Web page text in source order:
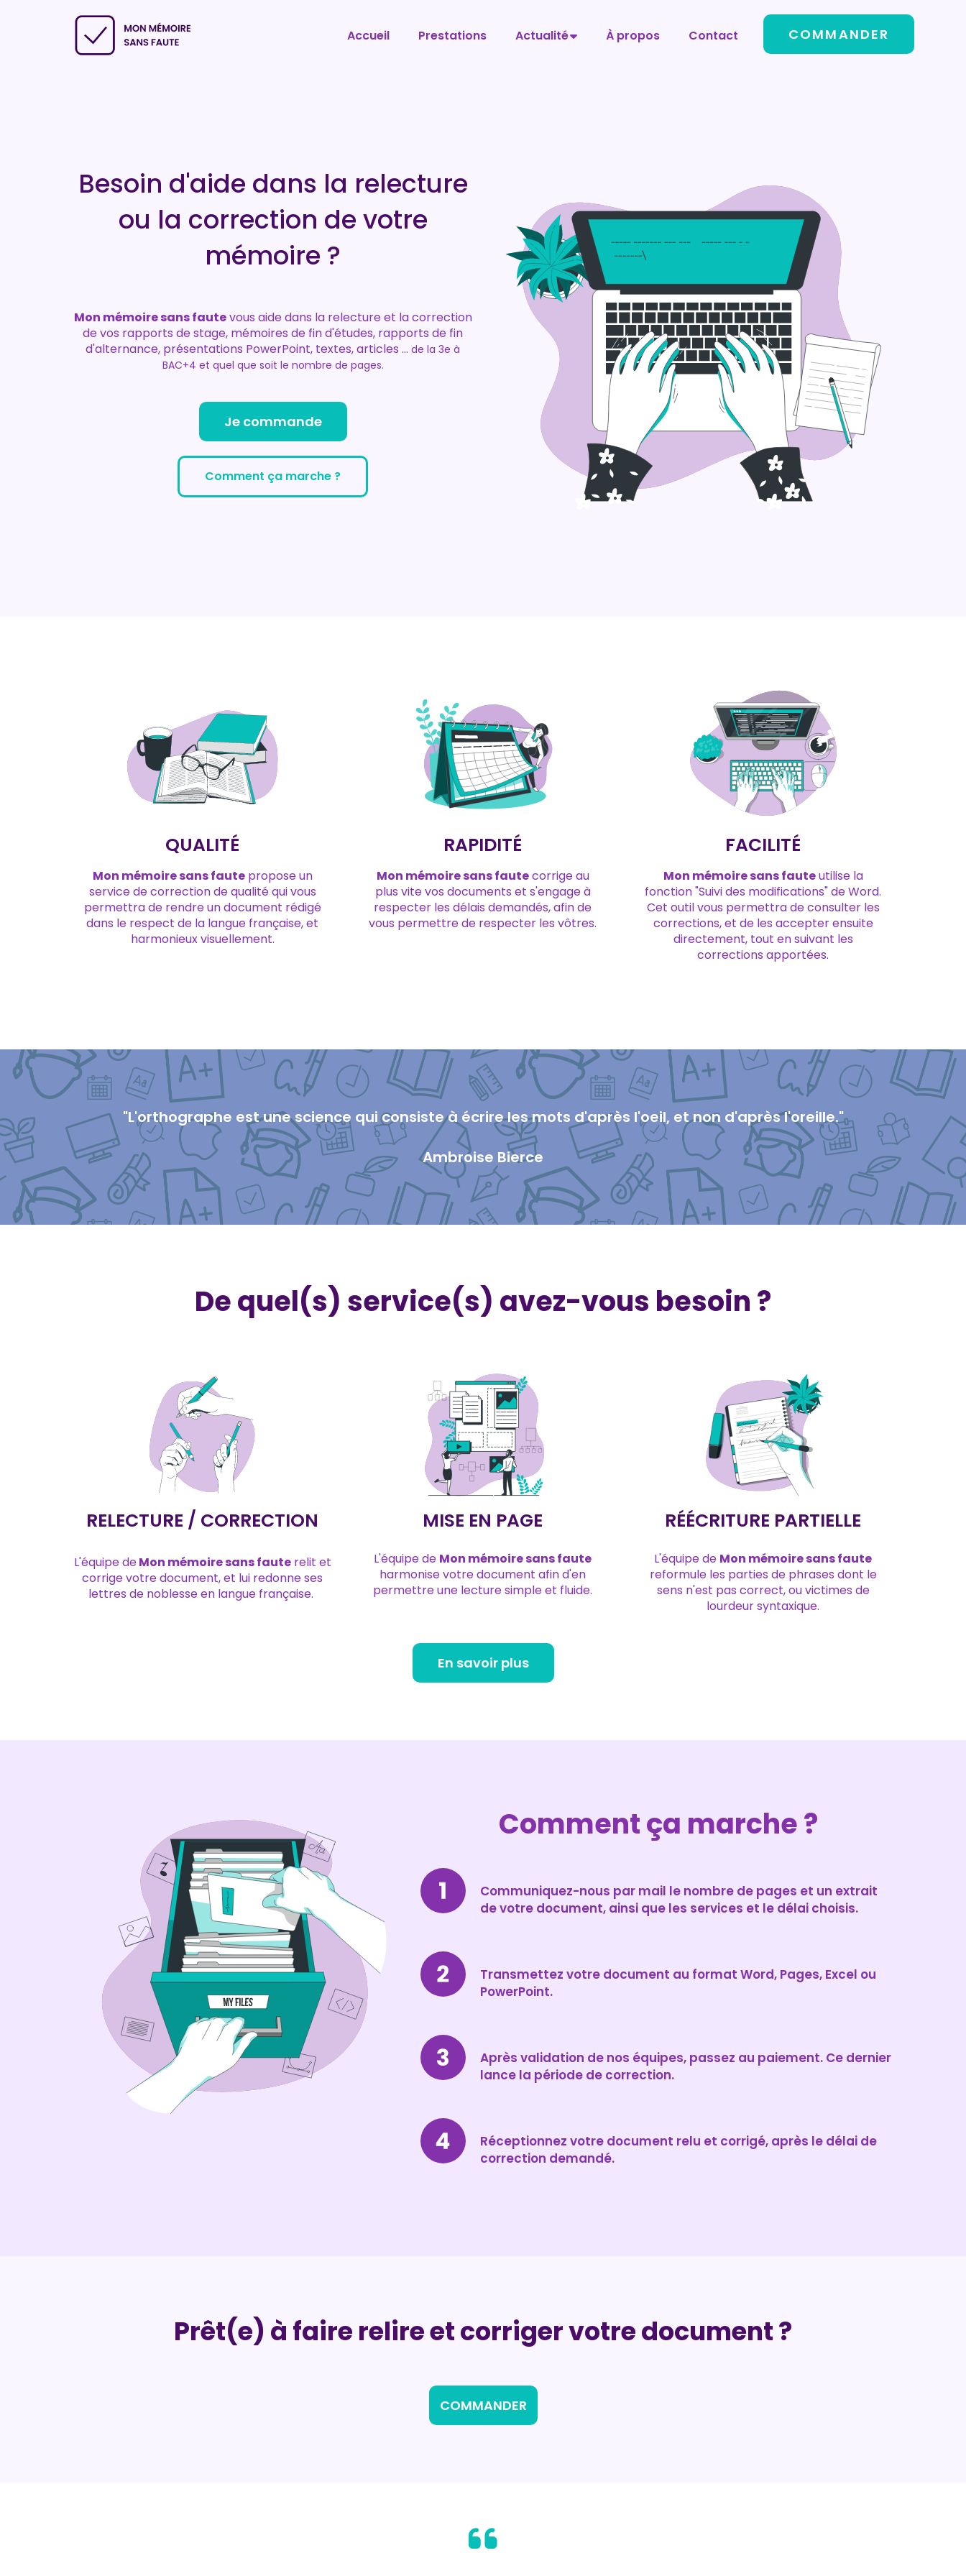
Accueil Prestations Actualité À propos Contact COMMANDER
Besoin d'aide dans la relecture
ou la correction de votre
mémoire ?
Mon mémoire sans fautevous aide dans la relecture et la correction
de vos rapports de stage, mémoires de fin d'études, rapports de fin
d'alternance, présentations PowerPoint, textes, articles ... de la 3e à
BAC+4 et quel que soit le nombre de pages.
Je commande
Comment ça marche ?
QUALITÉ
Mon mémoire sans fautepropose un
service de correction de qualité qui vous
permettra de rendre un document rédigé
dans le respect de la langue française, et
harmonieux visuellement.
RAPIDITÉ
Mon mémoire sans fautecorrige au
plus vite vos documents et s'engage à
respecter les délais demandés, afin de
vous permettre de respecter les vôtres.
FACILITÉ
Mon mémoire sans fauteutilise la
fonction "Suivi des modifications" de Word.
Cet outil vous permettra de consulter les
corrections, et de les accepter ensuite
directement, tout en suivant les
corrections apportées.
"L'orthographe est une science qui consiste à écrire les mots d'après l'oeil, et non d'après l'oreille."
Ambroise Bierce
De quel(s) service(s) avez-vous besoin ?
RELECTURE / CORRECTION
L'équipe deMon mémoire sans fauterelit et
corrige votre document, et lui redonne ses
lettres de noblesse en langue française.
MISE EN PAGE
L'équipe de Mon mémoire sans faute
harmonise votre document afin d'en
permettre une lecture simple et fluide.
RÉÉCRITURE PARTIELLE
L'équipe de Mon mémoire sans faute
reformule les parties de phrases dont le
sens n'est pas correct, ou victimes de
lourdeur syntaxique.
En savoir plus
Comment ça marche ?
Communiquez-nous par mail le nombre de pages et un extrait
de votre document, ainsi que les services et le délai choisis.
Transmettez votre document au format Word, Pages, Excel ou
PowerPoint.
Après validation de nos équipes, passez au paiement. Ce dernier
lance la période de correction.
Réceptionnez votre document relu et corrigé, après le délai de
correction demandé.
Prêt(e) à faire relire et corriger votre document ?
COMMANDER